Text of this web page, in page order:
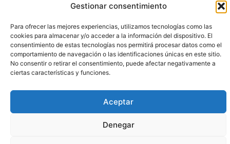
Gestionar consentimiento
Para ofrecer las mejores experiencias, utilizamos tecnologías como las
cookies para almacenar y/o acceder a la información del dispositivo. El
consentimiento de estas tecnologías nos permitirá procesar datos como el
comportamiento de navegación o las identificaciones únicas en este sitio.
No consentir o retirar el consentimiento, puede afectar negativamente a
ciertas características y funciones.
Aceptar
Denegar